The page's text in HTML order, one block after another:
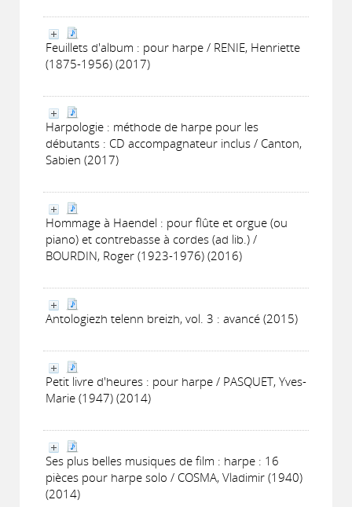
Feuillets d'album : pour harpe / RENIE, Henriette
(1875-1956) (2017)
Harpologie : méthode de harpe pour les
débutants : CD accompagnateur inclus / Canton,
Sabien (2017)
Hommage à Haendel : pour flûte et orgue (ou
piano) et contrebasse à cordes (ad lib.) /
BOURDIN, Roger (1923-1976) (2016)
Antologiezh telenn breizh, vol. 3 : avancé (2015)
Petit livre d'heures : pour harpe / PASQUET, Yves-
Marie (1947) (2014)
Ses plus belles musiques de film : harpe : 16
pièces pour harpe solo / COSMA, Vladimir (1940)
(2014)